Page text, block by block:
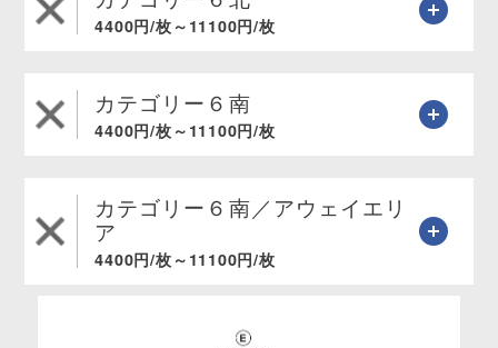
4400円/枚～11100円/枚
カテゴリー６南
4400円/枚～11100円/枚
カテゴリー６南／アウェイエリ
ア
4400円/枚～11100円/枚